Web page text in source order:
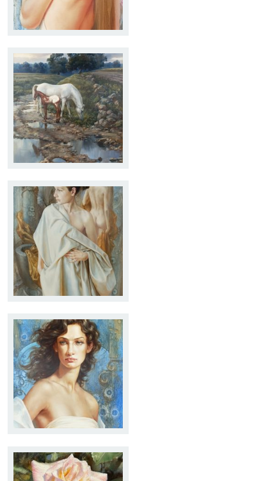
PASSADA LA TEMPESTA
Tamaño: 65 x 81
Técnica: Óleo
LA TÚNICA BLANCA
Tamaño: 65 x 100
Técnica: Óleo
JOVEN CON EL PELO
SUELTO
Tamaño: 46 x 55
Técnica: Óleo
ROSA